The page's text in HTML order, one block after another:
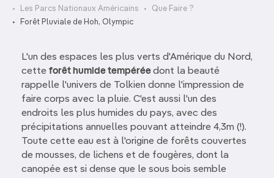
Les Parcs Nationaux Américains
Que Faire ?
Forêt Pluviale de Hoh, Olympic
L'un des espaces les plus verts d'Amérique du Nord,
cette forêt humide tempéréedont la beauté
rappelle l'univers de Tolkien donne l'impression de
faire corps avec la pluie. C'est aussi l'un des
endroits les plus humides du pays, avec des
précipitations annuelles pouvant atteindre 4,3m (!).
Toute cette eau est à l'origine de forêts couvertes
de mousses, de lichens et de fougères, dont la
canopée est si dense que le sous bois semble